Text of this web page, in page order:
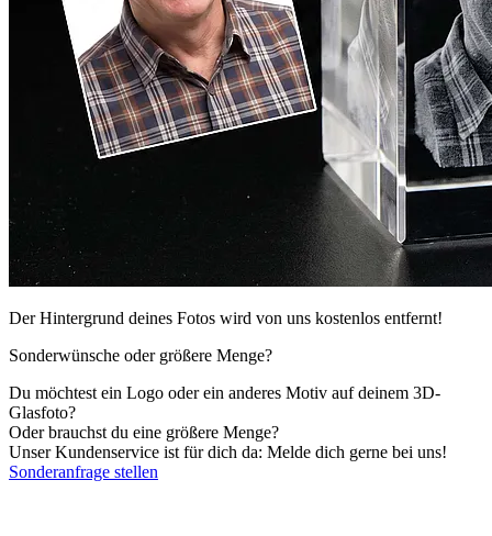
Der Hintergrund deines Fotos wird von uns kostenlos entfernt!
Sonderwünsche oder größere Menge?
Du möchtest ein Logo oder ein anderes Motiv auf deinem 3D-
Glasfoto?
Oder brauchst du eine größere Menge?
Unser Kundenservice ist für dich da: Melde dich gerne bei uns!
Sonderanfrage stellen